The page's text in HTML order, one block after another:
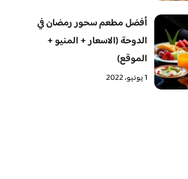
أفضل مطعم سحور رمضان في
الدوحة (الاسعار + المنيو +
الموقع)
1 يونيو، 2022